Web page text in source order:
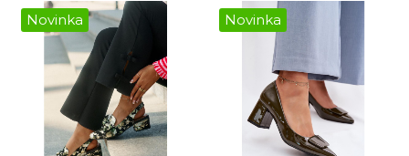
Novinka Novinka